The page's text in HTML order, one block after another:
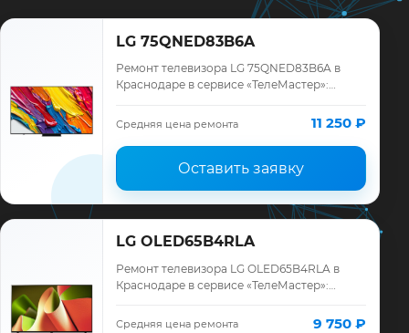
LG 75QNED83B6A
Ремонт телевизора LG 75QNED83B6A в
Краснодаре в сервисе «ТелеМастер»:
запчасти и гарантия до 12 месяцев.
Средняя цена ремонта 11 250 ₽
Оставить заявку
LG OLED65B4RLA
Ремонт телевизора LG OLED65B4RLA в
Краснодаре в сервисе «ТелеМастер»:
запчасти и гарантия до 12 месяцев.
Средняя цена ремонта 9 750 ₽